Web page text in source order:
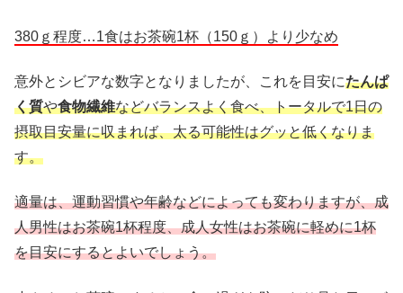
380ｇ程度…1食はお茶碗1杯（150ｇ）より少なめ
意外とシビアな数字となりましたが、これを目安にたんぱ
く質や食物繊維などバランスよく食べ、トータルで1日の
摂取目安量に収まれば、太る可能性はグッと低くなりま
す。
適量は、運動習慣や年齢などによっても変わりますが、成
人男性はお茶碗1杯程度、成人女性はお茶碗に軽めに1杯
を目安にするとよいでしょう。